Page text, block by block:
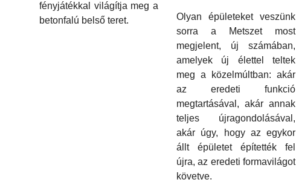
fényjátékkal világítja meg a
betonfalú belső teret.
Olyan épületeket veszünk
sorra a Metszet most
megjelent, új számában,
amelyek új élettel teltek
meg a közelmúltban: akár
az eredeti funkció
megtartásával, akár annak
teljes újragondolásával,
akár úgy, hogy az egykor
állt épületet építették fel
újra, az eredeti formavilágot
követve.